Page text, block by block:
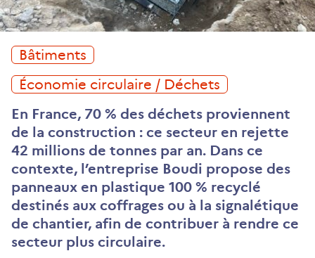
Bâtiments
Économie circulaire / Déchets
En France, 70 % des déchets proviennent
de la construction : ce secteur en rejette
42 millions de tonnes par an. Dans ce
contexte, l’entreprise Boudi propose des
panneaux en plastique 100 % recyclé
destinés aux coffrages ou à la signalétique
de chantier, afin de contribuer à rendre ce
secteur plus circulaire.